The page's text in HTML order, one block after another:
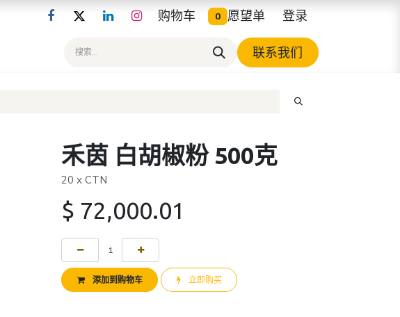
购物车 0 愿望单 登录
联系我们
禾茵 白胡椒粉 500克
20 x CTN
$ 72,000.01
添加到购物车 立即购买